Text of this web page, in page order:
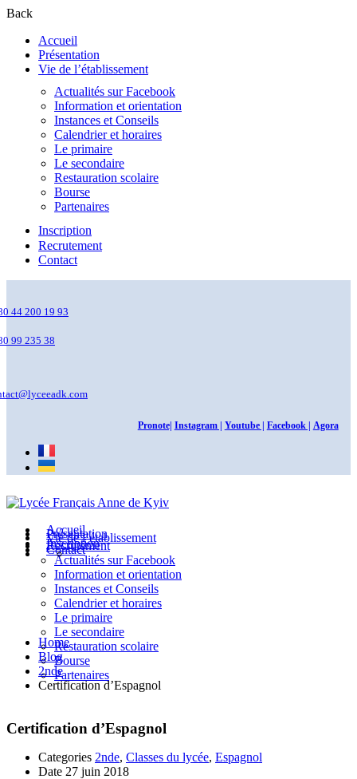
Back
Accueil
Présentation
Vie de l’établissement
Actualités sur Facebook
Information et orientation
Instances et Conseils
Calendrier et horaires
Le primaire
Le secondaire
Restauration scolaire
Bourse
Partenaires
Inscription
Recrutement
Contact
44 200 19 93
99 235 38
Pronote| Instagram | Youtube | Facebook | Agora
Accueil
Présentation
Vie de l’établissement
Actualités sur Facebook
Information et orientation
Instances et Conseils
Calendrier et horaires
Le primaire
Le secondaire
Restauration scolaire
Bourse
Partenaires
Inscription
Recrutement
Contact
2nde
Home
Blog
2nde
Certification d’Espagnol
Certification d’Espagnol
Categories 2nde, Classes du lycée, Espagnol
Date 27 juin 2018